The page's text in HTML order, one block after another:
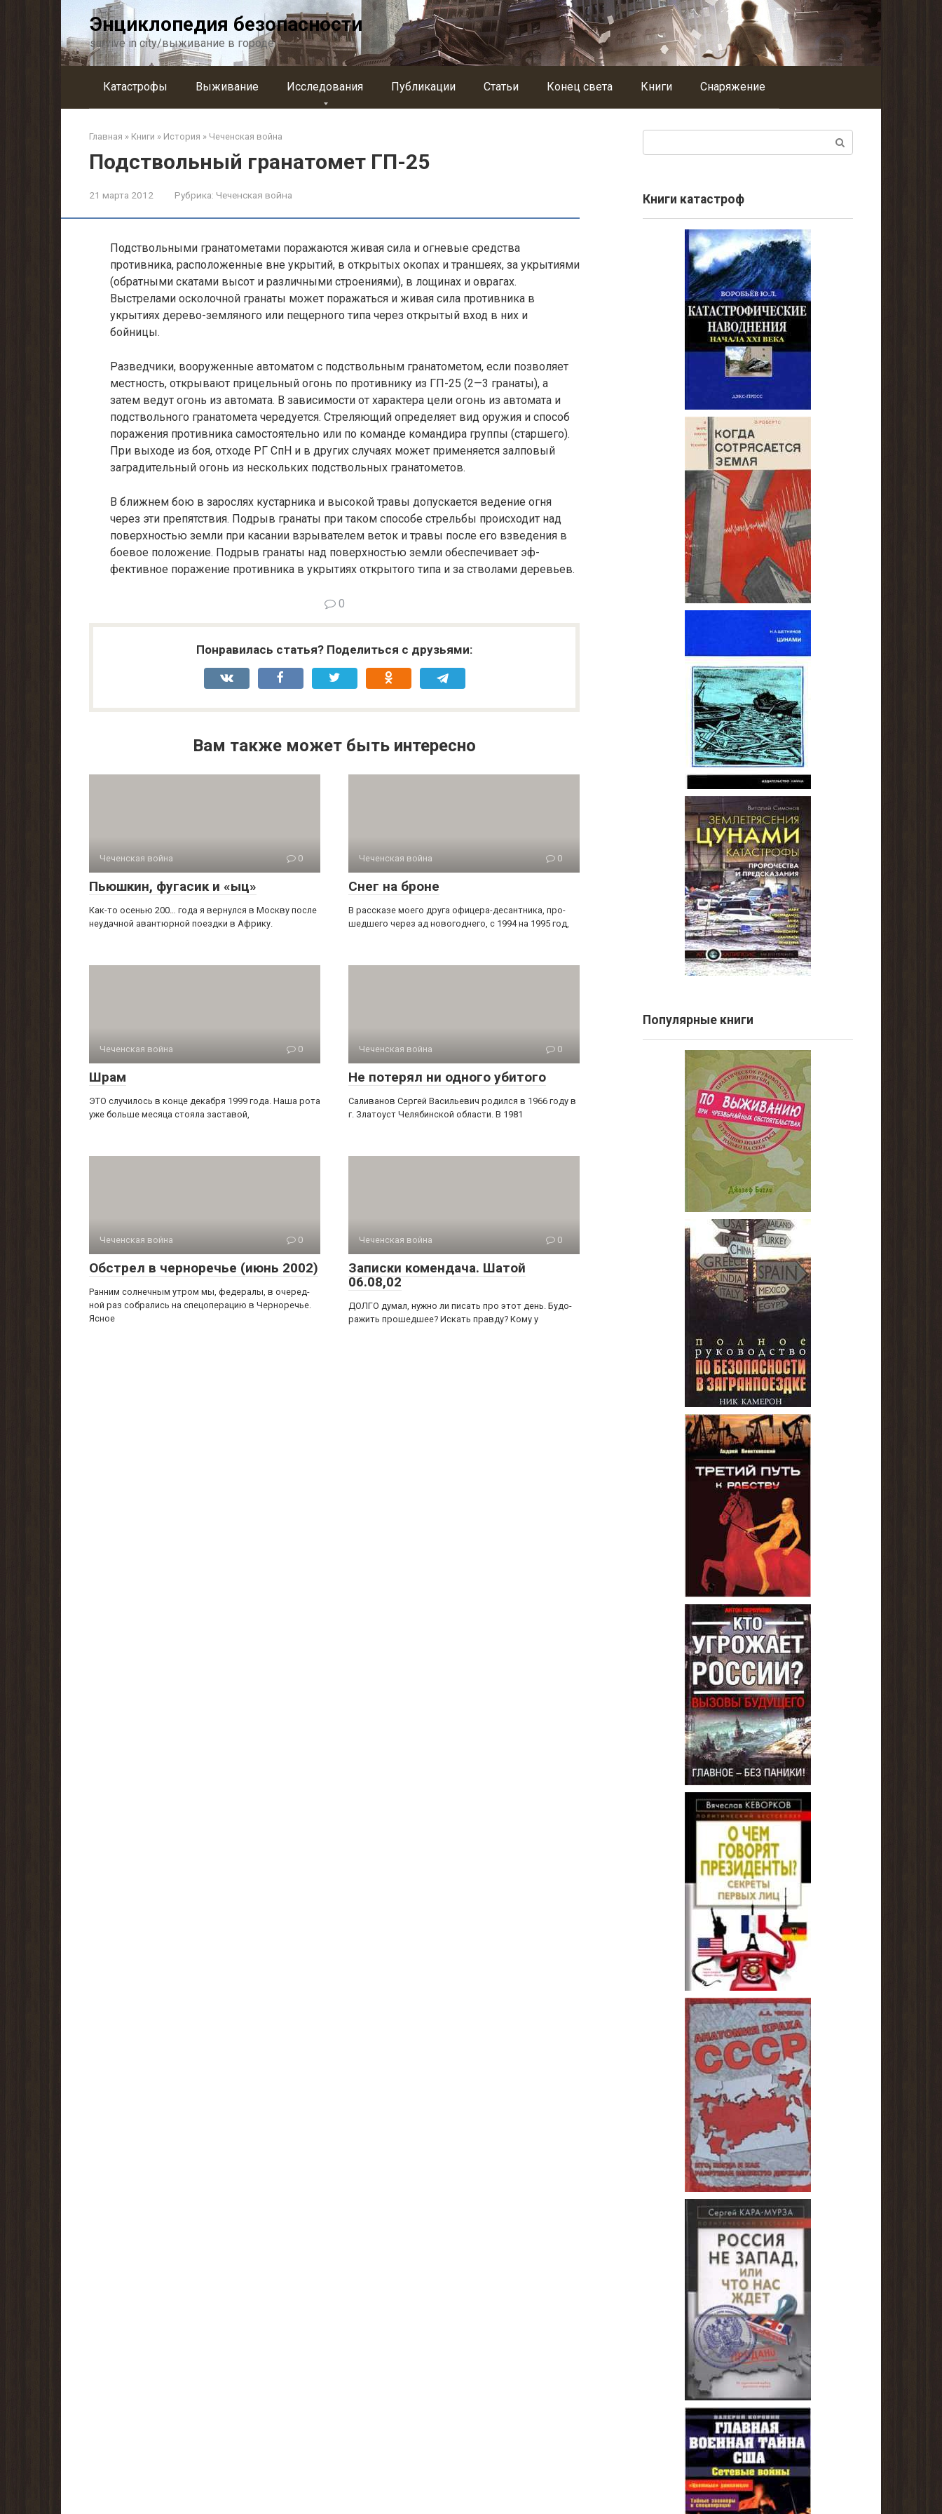
Энциклопедия безопасности
survive in city/выживание в городе
Катастрофы Выживание Исследования Публикации Статьи Конец света Книги Снаряжение
Главная » Книги » История » Чеченская война
Подствольный гранатомет ГП-25
21 марта 2012 Рубрика: Чеченская война
Подствольными гранатометами поражаются живая сила и огневые средства
противника, расположенные вне укрытий, в открытых окопах и траншеях, за укрытия­ми
(обратными скатами высот и различными строе­ниями), в лощинах и оврагах.
Выстрелами осколочной гранаты может поражаться и живая сила противника в
укрытиях дерево-земляного или пещерного типа через открытый вход в них и
бойницы.
Разведчики, вооруженные автоматом с подствольным гранатометом, если позволяет
местность, открывают при­цельный огонь по противнику из ГП-25 (2—3 гранаты), а
затем ведут огонь из автомата. В зависимости от характе­ра цели огонь из автомата и
подствольного гранатомета чередуется. Стреляющий определяет вид оружия и спо­соб
поражения противника самостоятельно или по ко­манде командира группы (старшего).
При выходе из боя, отходе РГ СпН и в других случаях может применяется зал­повый
заградительный огонь из нескольких подстволь­ных гранатометов.
В ближнем бою в зарослях кустарника и высокой тра­вы допускается ведение огня
через эти препятствия. Подрыв гранаты при таком способе стрельбы происходит над
поверхностью земли при касании взрывателем веток и травы после его взведения в
боевое положение. Под­рыв гранаты над поверхностью земли обеспечивает эф­
фективное поражение противника в укрытиях открытого типа и за стволами деревьев.
0
Понравилась статья? Поделиться с друзьями:
Вам также может быть интересно
Чеченская война 0
Пьюшкин, фугасик и «ыц»
Как-то осенью 200… года я вернулся в Москву после
неудачной авантюрной поездки в Африку.
Чеченская война 0
Снег на броне
В рассказе моего друга офицера-десантника, про­
шедшего через ад новогоднего, с 1994 на 1995 год,
Чеченская война 0
Шрам
ЭТО случилось в конце декабря 1999 года. Наша рота
уже больше месяца стояла заставой,
Чеченская война 0
Не потерял ни одного убитого
Саливанов Сергей Васильевич родился в 1966 году в
г. Златоуст Челябинской области. В 1981
Чеченская война 0
Обстрел в черноречье (июнь 2002)
Ранним солнечным утром мы, федералы, в очеред­
ной раз собрались на спецоперацию в Черноречье.
Яс­ное
Чеченская война 0
Записки комендача. Шатой
06.08,02
ДОЛГО думал, нужно ли писать про этот день. Будо­
ражить прошедшее? Искать правду? Кому у
Книги катастроф
Популярные книги